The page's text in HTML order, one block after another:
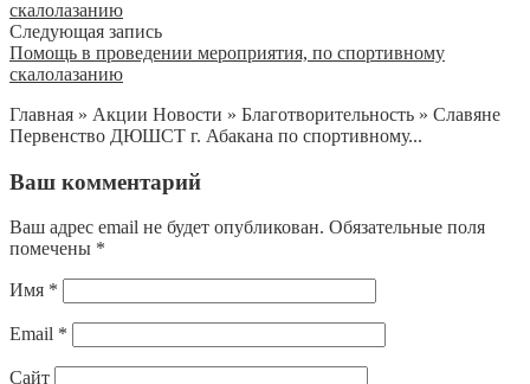
Следующая запись
Помощь в проведении мероприятия, по спортивному
скалолазанию
Главная » Акции Новости » Благотворительность » Славяне
Первенство ДЮШСТ г. Абакана по спортивному...
Ваш комментарий
Ваш адрес email не будет опубликован. Обязательные поля
помечены *
Имя *
Email *
Сайт